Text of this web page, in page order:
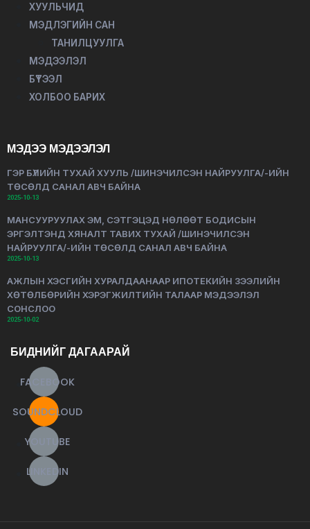
ХУУЛЬЧИД
МЭДЛЭГИЙН САН
ТАНИЛЦУУЛГА
МЭДЭЭЛЭЛ
БҮТЭЭЛ
ХОЛБОО БАРИХ
МЭДЭЭ МЭДЭЭЛЭЛ
ГЭР БҮЛИЙН ТУХАЙ ХУУЛЬ /ШИНЭЧИЛСЭН НАЙРУУЛГА/-ИЙН
ТӨСӨЛД САНАЛ АВЧ БАЙНА
2025-10-13
МАНСУУРУУЛАХ ЭМ, СЭТГЭЦЭД НӨЛӨӨТ БОДИСЫН
ЭРГЭЛТЭНД ХЯНАЛТ ТАВИХ ТУХАЙ /ШИНЭЧИЛСЭН
НАЙРУУЛГА/-ИЙН ТӨСӨЛД САНАЛ АВЧ БАЙНА
2025-10-13
АЖЛЫН ХЭСГИЙН ХУРАЛДААНААР ИПОТЕКИЙН ЗЭЭЛИЙН
ХӨТӨЛБӨРИЙН ХЭРЭГЖИЛТИЙН ТАЛААР МЭДЭЭЛЭЛ
СОНСЛОО
2025-10-02
БИДНИЙГ ДАГААРАЙ
FACEBOOK
SOUNDCLOUD
YOUTUBE
LINKEDIN